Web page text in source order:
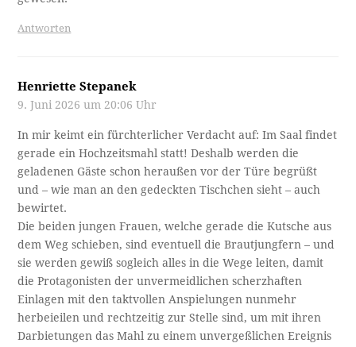
Antworten
Henriette Stepanek
9. Juni 2026 um 20:06 Uhr
In mir keimt ein fürchterlicher Verdacht auf: Im Saal findet
gerade ein Hochzeitsmahl statt! Deshalb werden die
geladenen Gäste schon heraußen vor der Türe begrüßt
und – wie man an den gedeckten Tischchen sieht – auch
bewirtet.
Die beiden jungen Frauen, welche gerade die Kutsche aus
dem Weg schieben, sind eventuell die Brautjungfern – und
sie werden gewiß sogleich alles in die Wege leiten, damit
die Protagonisten der unvermeidlichen scherzhaften
Einlagen mit den taktvollen Anspielungen nunmehr
herbeieilen und rechtzeitig zur Stelle sind, um mit ihren
Darbietungen das Mahl zu einem unvergeßlichen Ereignis